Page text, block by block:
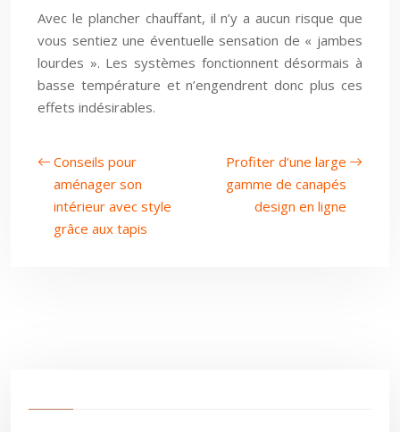
Avec le plancher chauffant, il n’y a aucun risque que
vous sentiez une éventuelle sensation de « jambes
lourdes ». Les systèmes fonctionnent désormais à
basse température et n’engendrent donc plus ces
effets indésirables.
Conseils pour
aménager son
intérieur avec style
grâce aux tapis
Profiter d’une large
gamme de canapés
design en ligne